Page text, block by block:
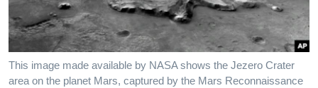
This image made available by NASA shows the Jezero Crater
area on the planet Mars, captured by the Mars Reconnaissance